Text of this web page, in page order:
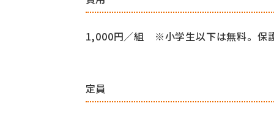
1,000円／組 ※小学生以下は無料。保護
定員